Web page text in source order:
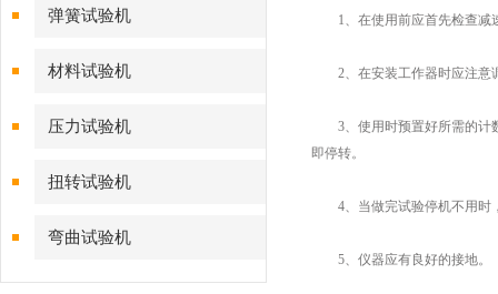
弹簧试验机
材料试验机
压力试验机
扭转试验机
弯曲试验机
1、在使用前应首先检查减速
2、在安装工作器时应注意调
3、使用时预置好所需的计数
即停转。
4、当做完试验停机不用时
5、仪器应有良好的接地。